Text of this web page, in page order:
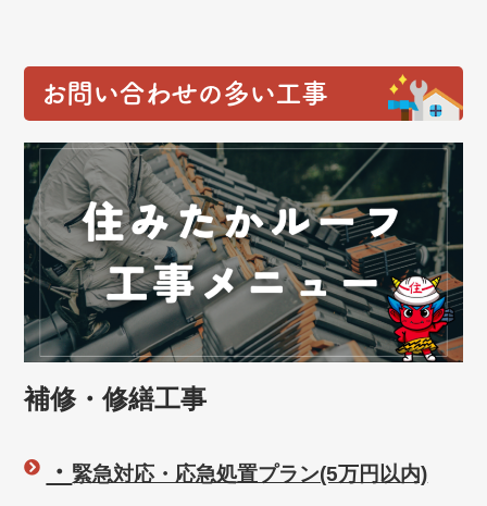
お問い合わせの多い工事
補修・修繕工事
・ 緊急対応・応急処置プラン(5万円以内)